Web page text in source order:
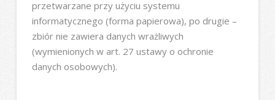
przetwarzane przy użyciu systemu
informatycznego (forma papierowa), po drugie –
zbiór nie zawiera danych wrażliwych
(wymienionych w art. 27 ustawy o ochronie
danych osobowych).